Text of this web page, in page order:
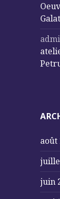
août
juin